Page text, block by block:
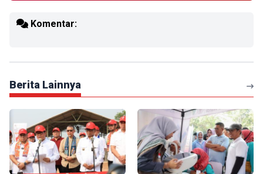
Komentar:
Berita Lainnya